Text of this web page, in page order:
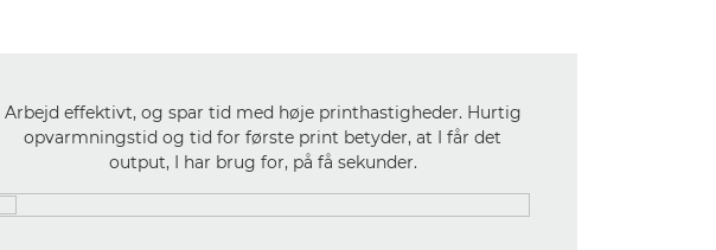
Arbejd effektivt, og spar tid med høje printhastigheder. Hurtig
opvarmningstid og tid for første print betyder, at I får det
output, I har brug for, på få sekunder.